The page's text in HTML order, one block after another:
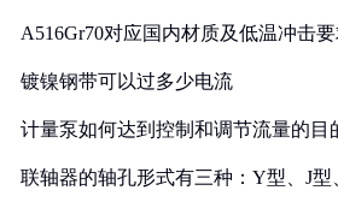
A516Gr70对应国内材质及低温冲击
镀镍钢带可以过多少电流
计量泵如何达到控制和调节流量的目
联轴器的轴孔形式有三种：Y型、J型